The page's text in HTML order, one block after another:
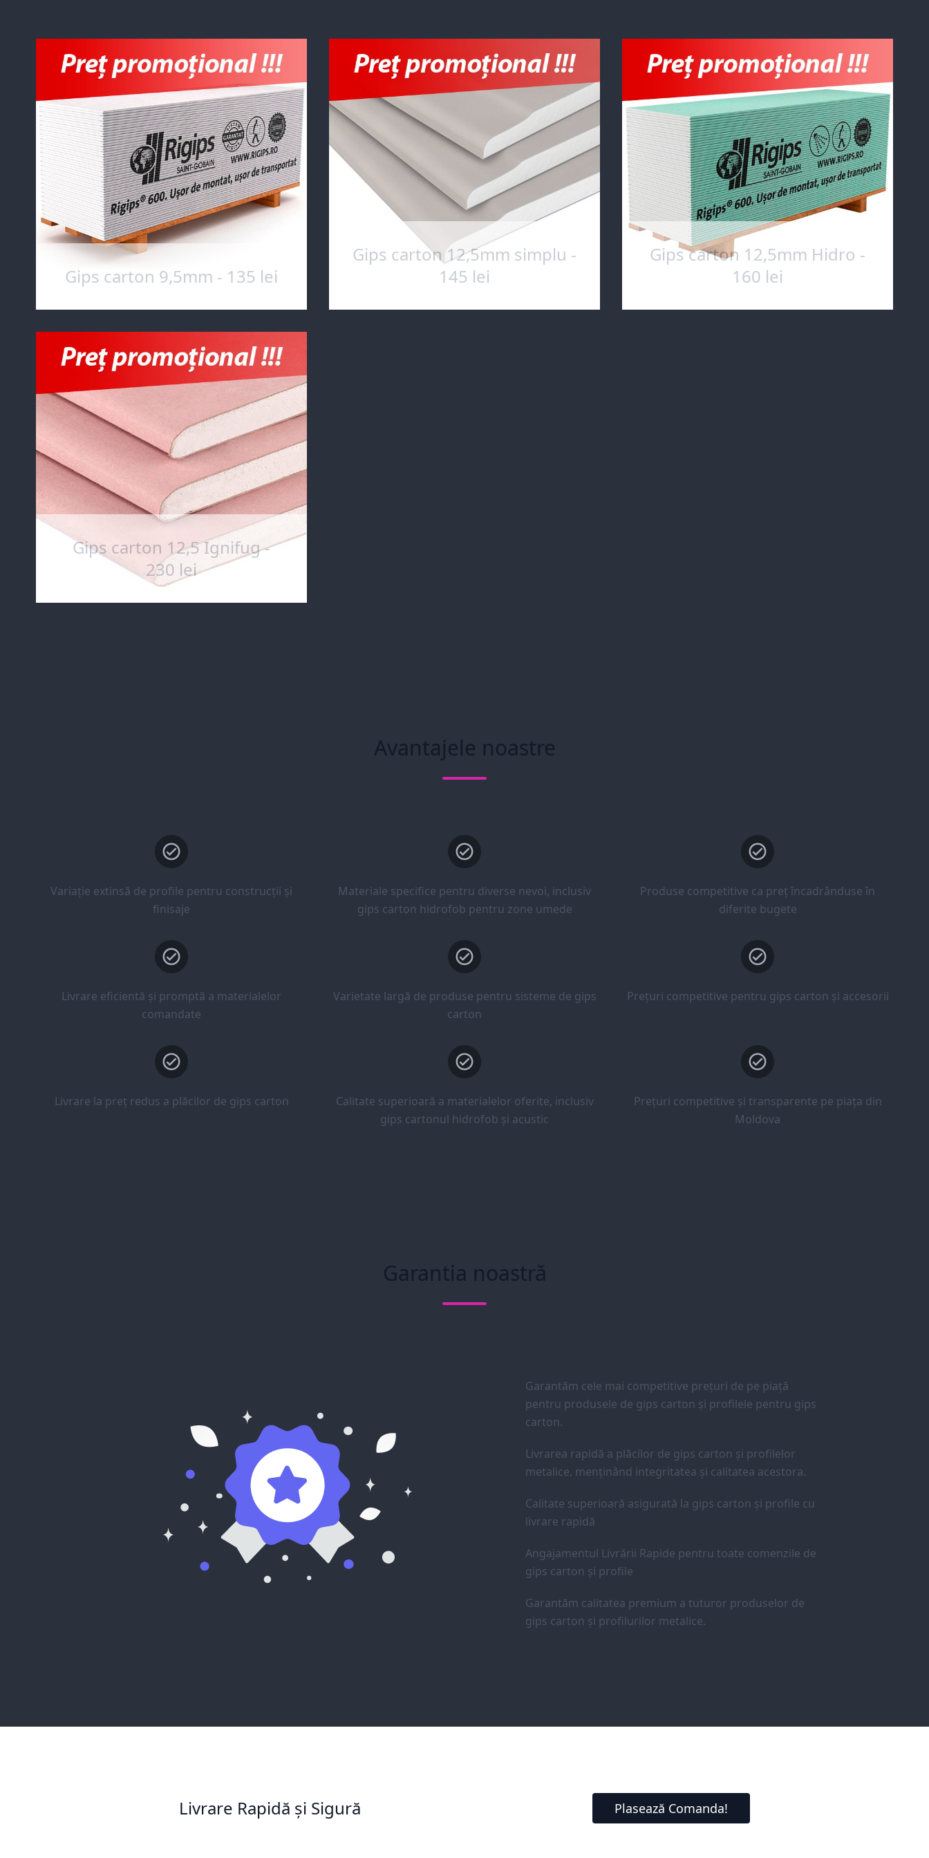
Gips carton 9,5mm - 135 lei
Gips carton 12,5mm simplu -
145 lei
Gips carton 12,5mm Hidro -
160 lei
Gips carton 12,5 Ignifug -
230 lei
Avantajele noastre
Variație extinsă de profile pentru construcții și
finisaje
Materiale specifice pentru diverse nevoi, inclusiv
gips carton hidrofob pentru zone umede
Produse competitive ca preț încadrânduse în
diferite bugete
Livrare eficientă și promptă a materialelor
comandate
Varietate largă de produse pentru sisteme de gips
carton
Prețuri competitive pentru gips carton și accesorii
Livrare la preț redus a plăcilor de gips carton
Calitate superioară a materialelor oferite, inclusiv
gips cartonul hidrofob și acustic
Prețuri competitive și transparente pe piața din
Moldova
Garantia noastră
Garantăm cele mai competitive prețuri de pe piață
pentru produsele de gips carton și profilele pentru gips
carton.
Livrarea rapidă a plăcilor de gips carton și profilelor
metalice, menținând integritatea și calitatea acestora.
Calitate superioară asigurată la gips carton și profile cu
livrare rapidă
Angajamentul Livrării Rapide pentru toate comenzile de
gips carton și profile
Garantăm calitatea premium a tuturor produselor de
gips carton și profilurilor metalice.
Livrare Rapidă și Sigură Plasează Comanda!